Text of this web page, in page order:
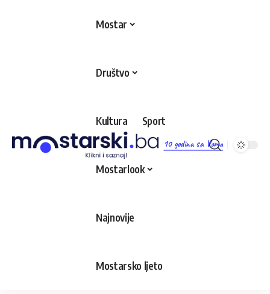
10 godina sa Vama
Mostar
Društvo
Kultura Sport
Mostarlook
Najnovije
Mostarsko ljeto